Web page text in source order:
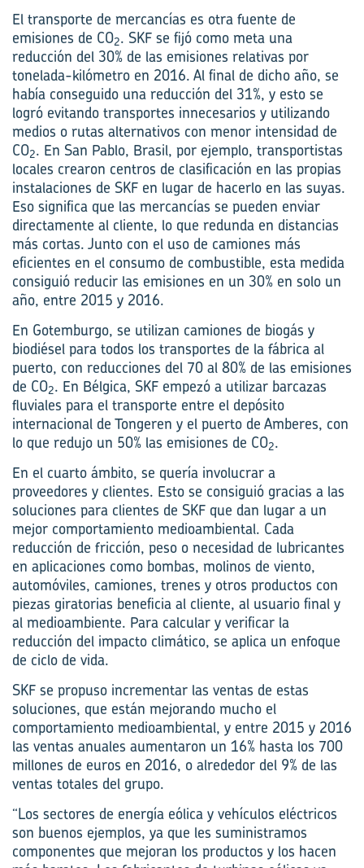
El transporte de mercancías es otra fuente de
emisiones de CO2. SKF se fijó como meta una
reducción del 30% de las emisiones relativas por
tonelada-kilómetro en 2016. Al final de dicho año, se
había conseguido una reducción del 31%, y esto se
logró evitando transportes innecesarios y utilizando
medios o rutas alternativos con menor intensidad de
CO2. En San Pablo, Brasil, por ejemplo, transportistas
locales crearon centros de clasificación en las propias
instalaciones de SKF en lugar de hacerlo en las suyas.
Eso significa que las mercancías se pueden enviar
directamente al cliente, lo que redunda en distancias
más cortas. Junto con el uso de camiones más
eficientes en el consumo de combustible, esta medida
consiguió reducir las emisiones en un 30% en solo un
año, entre 2015 y 2016.
En Gotemburgo, se utilizan camiones de biogás y
biodiésel para todos los transportes de la fábrica al
puerto, con reducciones del 70 al 80% de las emisiones
de CO2. En Bélgica, SKF empezó a utilizar barcazas
fluviales para el transporte entre el depósito
internacional de Tongeren y el puerto de Amberes, con
lo que redujo un 50% las emisiones de CO2.
En el cuarto ámbito, se quería involucrar a
proveedores y clientes. Esto se consiguió gracias a las
soluciones para clientes de SKF que dan lugar a un
mejor comportamiento medioambiental. Cada
reducción de fricción, peso o necesidad de lubricantes
en aplicaciones como bombas, molinos de viento,
automóviles, camiones, trenes y otros productos con
piezas giratorias beneficia al cliente, al usuario final y
al medioambiente. Para calcular y verificar la
reducción del impacto climático, se aplica un enfoque
de ciclo de vida.
SKF se propuso incrementar las ventas de estas
soluciones, que están mejorando mucho el
comportamiento medioambiental, y entre 2015 y 2016
las ventas anuales aumentaron un 16% hasta los 700
millones de euros en 2016, o alrededor del 9% de las
ventas totales del grupo.
“Los sectores de energía eólica y vehículos eléctricos
son buenos ejemplos, ya que les suministramos
componentes que mejoran los productos y los hacen